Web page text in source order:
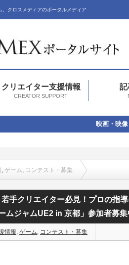
クロスメディアのポータルメディア
クリエイター支援情報
CREATOR SUPPORT
記
映画・映像
, ゲーム, コンテスト・募集
エイター必見！プロの指導によりゲームエ
若手クリエイター必見！プロの指
ムジャムUE2 in 京都」参加者募集
情報, ゲーム, コンテスト・募集